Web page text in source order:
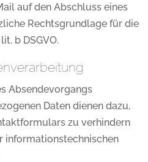
auf den Abschluss eines
Rechtsgrundlage für die
b DSGVO.
Absendevorgangs
Daten dienen dazu,
zu verhindern
informationstechnischen